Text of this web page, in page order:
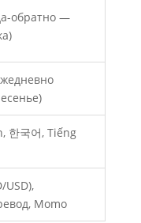
обратно —
한국어, Tiếng
Momo